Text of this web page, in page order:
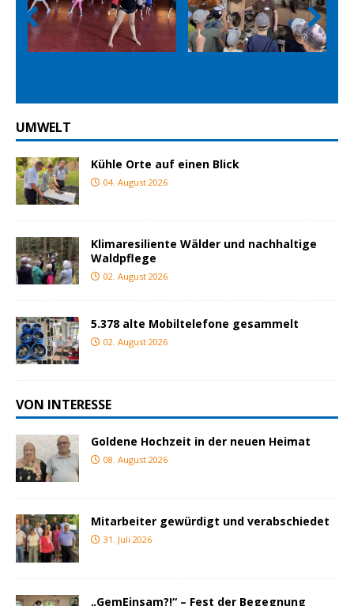
Prev
ious
Nex
t
UMWELT
Kühle Orte auf einen Blick
04. August 2026
Klimaresiliente Wälder und nachhaltige
Waldpflege
02. August 2026
5.378 alte Mobiltelefone gesammelt
02. August 2026
VON INTERESSE
Goldene Hochzeit in der neuen Heimat
08. August 2026
Mitarbeiter gewürdigt und verabschiedet
31. Juli 2026
„GemEinsam?!“ – Fest der Begegnung